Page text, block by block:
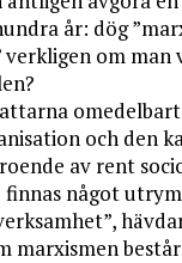
år: dög
verkligen om man
och den
av rent
finnas något
marxismen